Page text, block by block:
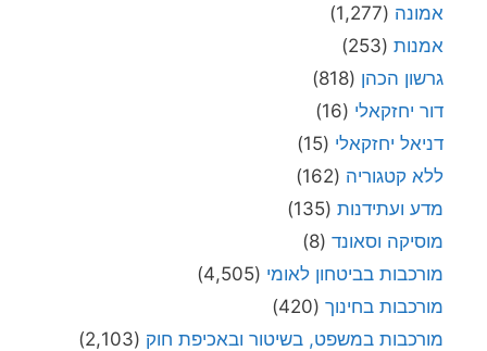
אמונה (1,277)
אמנות (253)
גרשון הכהן (818)
דור יחזקאלי (16)
דניאל יחזקאלי (15)
ללא קטגוריה (162)
מדע ועתידנות (135)
מוסיקה וסאונד (8)
מורכבות בביטחון לאומי (4,505)
מורכבות בחינוך (420)
מורכבות במשפט, בשיטור ובאכיפת חוק (2,103)